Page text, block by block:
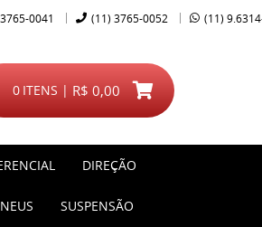
3765-0041 (11) 3765-0052 (11)
ITENS
0 R$ 0,00
DIREÇÃO
SUSPENSÃO